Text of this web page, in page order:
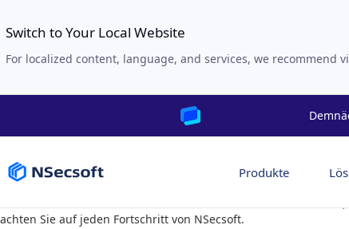
Switch to Your Local Website
For localized content, language, and services, we recommend
Produkte
Blog
achten Sie auf jeden Fortschritt von NSecsoft.